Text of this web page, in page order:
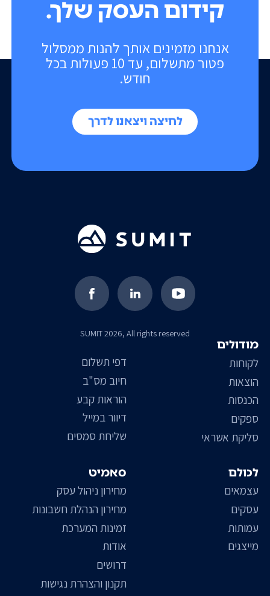
אנחנו מזמינים אותך להנות ממסלול
פטור מתשלום, עד 10 פעולות בכל
חודש.
לחיצה ויצאנו לדרך
קידום העסק שלך.
SUMIT 2026, All rights reserved
סאמיט
מחירון ניהול עסק
מחירון הנהלת חשבונות
זמינות המערכת
אודות
דרושים
תקנון והצהרת נגישות
דפי תשלום
חיוב מס"ב
הוראות קבע
דיוור במייל
שליחת סמסים
מודולים
לקוחות
הוצאות
הכנסות
ספקים
סליקת אשראי
לכולם
עצמאים
עסקים
עמותות
מייצגים